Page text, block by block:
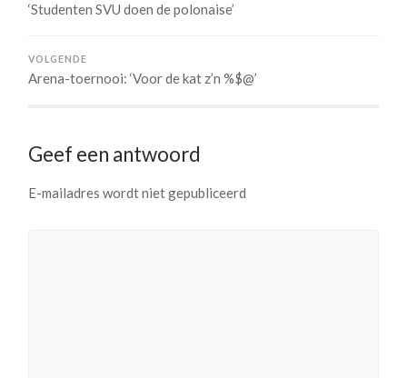
‘Studenten SVU doen de polonaise’
VOLGENDE
Arena-toernooi: ‘Voor de kat z’n %$@’
Geef een antwoord
E-mailadres wordt niet gepubliceerd